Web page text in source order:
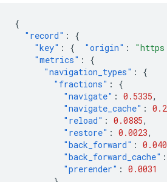
{
"record" :
{
"key" : { "origin" :
"metrics" :
{
"navigation_types" :
{
"fractions" :
{
"navigate" : 0.5335,
"navigate_cache" :
"reload" : 0.0885,
"restore" : 0.0023,
"back_forward" :
"back_forward_cache" :
"prerender" : 0.0031